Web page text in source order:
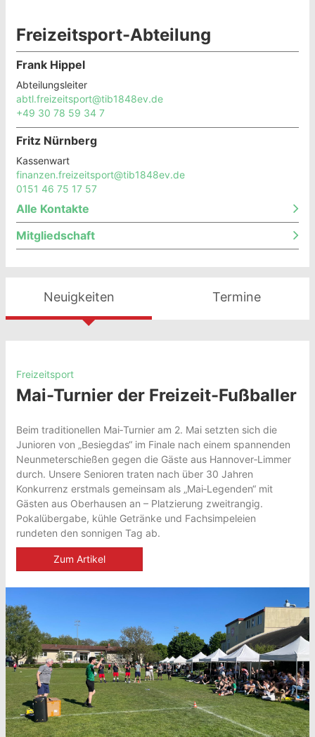
Freizeitsport-Abteilung
Frank Hippel
Abteilungsleiter
abtl.freizeitsport@tib1848ev.de
+49 30 78 59 34 7
Fritz Nürnberg
Kassenwart
finanzen.freizeitsport@tib1848ev.de
0151 46 75 17 57
Alle Kontakte
Mitgliedschaft
Neuigkeiten Termine
Freizeitsport
Mai-Turnier der Freizeit-Fußballer
Beim traditionellen Mai‑Turnier am 2. Mai setzten sich die
Junioren von „Besiegdas“ im Finale nach einem spannenden
Neunmeterschießen gegen die Gäste aus Hannover‑Limmer
durch. Unsere Senioren traten nach über 30 Jahren
Konkurrenz erstmals gemeinsam als „Mai‑Legenden“ mit
Gästen aus Oberhausen an – Platzierung zweitrangig.
Pokalübergabe, kühle Getränke und Fachsimpeleien
rundeten den sonnigen Tag ab.
Zum Artikel